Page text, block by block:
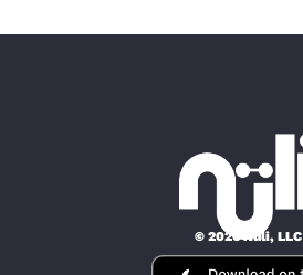
© 2026 Nüli, LLC